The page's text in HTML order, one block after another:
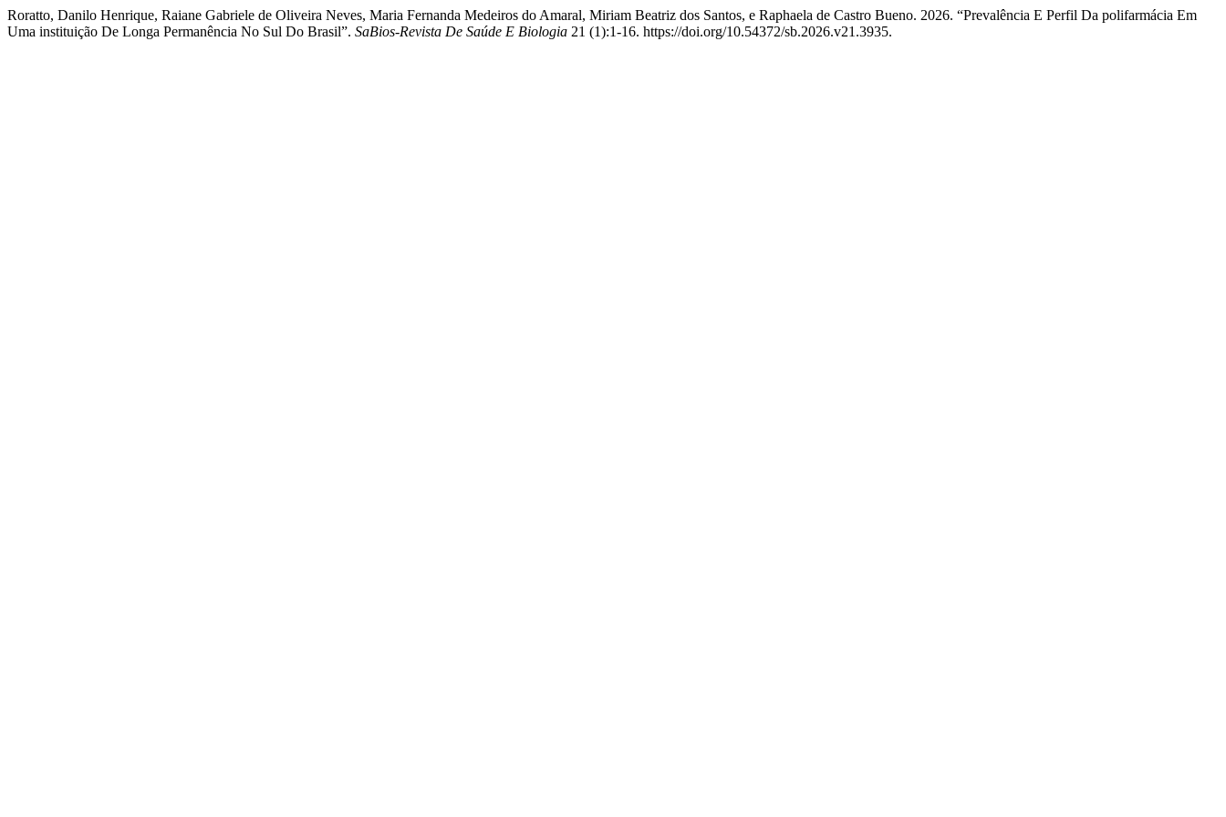
Roratto, Danilo Henrique, Raiane Gabriele de Oliveira Neves, Maria Fernanda Medeiros do Amaral, Miriam Beatriz dos Santos, e Raphaela de Castro Bueno. 2026. “Prevalência E Perfil Da polifarmácia Em
Uma instituição De Longa Permanência No Sul Do Brasil”. SaBios-Revista De Saúde E Biologia 21 (1):1-16. https://doi.org/10.54372/sb.2026.v21.3935.